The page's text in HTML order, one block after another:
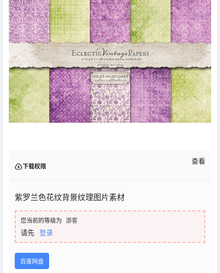
下载权限
查看
紫罗兰色花纹背景纹理图片素材
您当前的等级为 游客
请先 登录
百度网盘